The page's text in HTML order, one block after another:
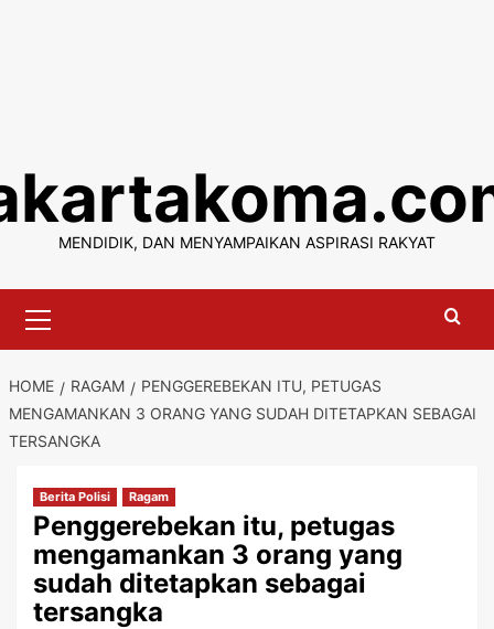
content
MENDIDIK, DAN MENYAMPAIKAN ASPIRASI RAKYAT
Menu
HOME RAGAM
PENGGEREBEKAN ITU, PETUGAS
MENGAMANKAN 3 ORANG YANG SUDAH DITETAPKAN SEBAGAI
TERSANGKA
Berita Polisi Ragam
Penggerebekan itu, petugas
mengamankan 3 orang yang
sudah ditetapkan sebagai
tersangka